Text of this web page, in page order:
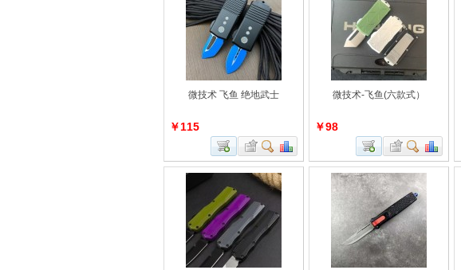
微技术 飞鱼 绝地武士
￥115
微技术-飞鱼(六款式）
￥98